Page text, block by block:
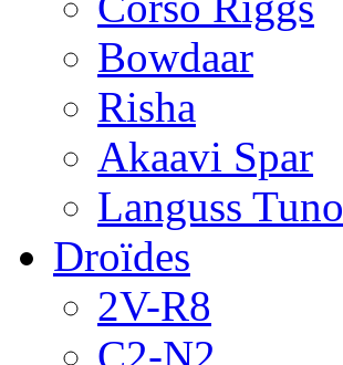
Bowdaar
Risha
Akaavi Spar
Languss Tuno
Droïdes
2V-R8
C2-N2